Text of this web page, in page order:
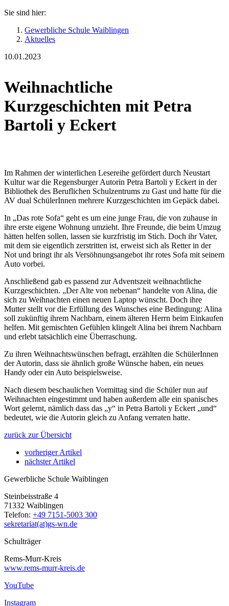
Sie sind hier:
Gewerbliche Schule Waiblingen
Aktuelles
10.01.2023
Weihnachtliche
Kurzgeschichten mit Petra
Bartoli y Eckert
Im Rahmen der winterlichen Lesereihe gefördert durch Neustart
Kultur war die Regensburger Autorin Petra Bartoli y Eckert in der
Bibliothek des Beruflichen Schulzentrums zu Gast und hatte für die
AV dual SchülerInnen mehrere Kurzgeschichten im Gepäck dabei.
In „Das rote Sofa“ geht es um eine junge Frau, die von zuhause in
ihre erste eigene Wohnung umzieht. Ihre Freunde, die beim Umzug
hätten helfen sollen, lassen sie kurzfristig im Stich. Doch ihr Vater,
mit dem sie eigentlich zerstritten ist, erweist sich als Retter in der
Not und bringt ihr als Versöhnungsangebot ihr rotes Sofa mit seinem
Auto vorbei.
Anschließend gab es passend zur Adventszeit weihnachtliche
Kurzgeschichten. „Der Alte von nebenan“ handelte von Alina, die
sich zu Weihnachten einen neuen Laptop wünscht. Doch ihre
Mutter stellt vor die Erfüllung des Wunsches eine Bedingung: Alina
soll zukünftig ihrem Nachbarn, einem älteren Herrn beim Einkaufen
helfen. Mit gemischten Gefühlen klingelt Alina bei ihrem Nachbarn
und erlebt tatsächlich eine Überraschung.
Zu ihren Weihnachtswünschen befragt, erzählten die SchülerInnen
der Autorin, dass sie ähnlich große Wünsche haben, ein neues
Handy oder ein Auto beispielsweise.
Nach diesem beschaulichen Vormittag sind die Schüler nun auf
Weihnachten eingestimmt und haben außerdem alle ein spanisches
Wort gelernt, nämlich dass das „y“ in Petra Bartoli y Eckert „und“
bedeutet, wie die Autorin gleich zu Anfang verraten hatte.
zurück zur Übersicht
vorheriger Artikel
nächster Artikel
Gewerbliche Schule Waiblingen
Steinbeisstraße 4
71332 Waiblingen
Telefon: +49 7151-5003 300
sekretariat(at)gs-wn.de
Schulträger
Rems-Murr-Kreis
www.rems-murr-kreis.de
YouTube
Instagram